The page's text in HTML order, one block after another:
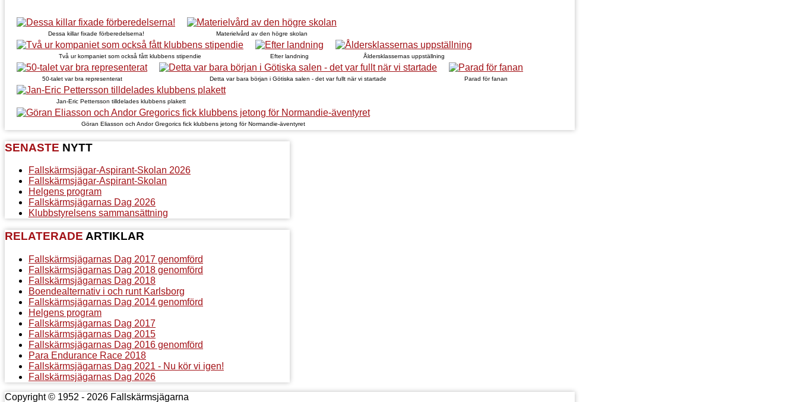
Dessa killar fixade förberedelserna! Materielvård av den högre skolan
Två ur kompaniet som också fått klubbens stipendie Efter landning Åldersklassernas uppställning
50-talet var bra representerat Detta var bara början i Götiska salen - det var fullt när vi startade Parad för fanan
Jan-Eric Pettersson tilldelades klubbens plakett
Göran Eliasson och Andor Gregorics fick klubbens jetong för Normandie-äventyret
SENASTE NYTT
Fallskärmsjägar-Aspirant-Skolan 2026
Fallskärmsjägar-Aspirant-Skolan
Helgens program
Fallskärmsjägarnas Dag 2026
Klubbstyrelsens sammansättning
RELATERADE ARTIKLAR
Fallskärmsjägarnas Dag 2017 genomförd
Fallskärmsjägarnas Dag 2018 genomförd
Fallskärmsjägarnas Dag 2018
Boendealternativ i och runt Karlsborg
Fallskärmsjägarnas Dag 2014 genomförd
Helgens program
Fallskärmsjägarnas Dag 2017
Fallskärmsjägarnas Dag 2015
Fallskärmsjägarnas Dag 2016 genomförd
Para Endurance Race 2018
Fallskärmsjägarnas Dag 2021 - Nu kör vi igen!
Fallskärmsjägarnas Dag 2026
Copyright © 1952 - 2026 Fallskärmsjägarna